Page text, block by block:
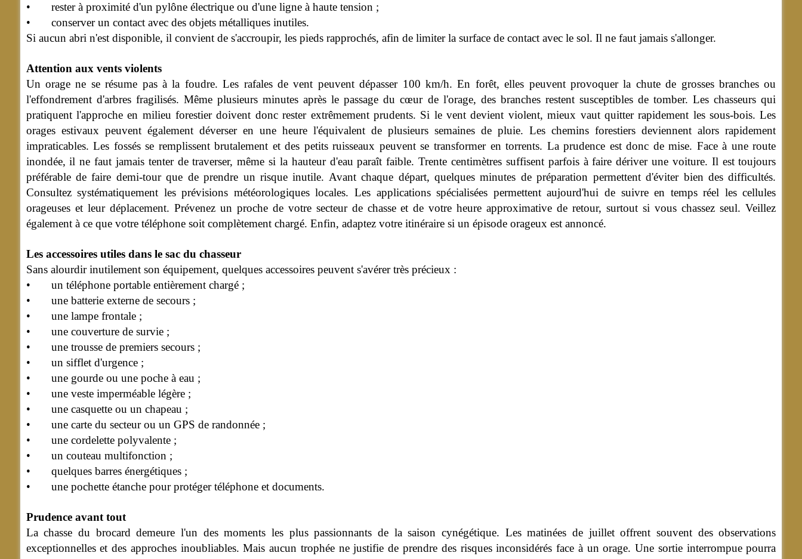
• rester à proximité d'un pylône électrique ou d'une ligne à haute tension ;
• conserver un contact avec des objets métalliques inutiles.
Si aucun abri n'est disponible, il convient de s'accroupir, les pieds rapprochés, afin de limiter la surface de contact avec le sol. Il ne faut jamais s'allonger.
Attention aux vents violents
Un orage ne se résume pas à la foudre. Les rafales de vent peuvent dépasser 100 km/h. En forêt, elles peuvent provoquer la chute de grosses branches ou
l'effondrement d'arbres fragilisés. Même plusieurs minutes après le passage du cœur de l'orage, des branches restent susceptibles de tomber. Les chasseurs qui
pratiquent l'approche en milieu forestier doivent donc rester extrêmement prudents. Si le vent devient violent, mieux vaut quitter rapidement les sous-bois. Les
orages estivaux peuvent également déverser en une heure l'équivalent de plusieurs semaines de pluie. Les chemins forestiers deviennent alors rapidement
impraticables. Les fossés se remplissent brutalement et des petits ruisseaux peuvent se transformer en torrents. La prudence est donc de mise. Face à une route
inondée, il ne faut jamais tenter de traverser, même si la hauteur d'eau paraît faible. Trente centimètres suffisent parfois à faire dériver une voiture. Il est toujours
préférable de faire demi-tour que de prendre un risque inutile. Avant chaque départ, quelques minutes de préparation permettent d'éviter bien des difficultés.
Consultez systématiquement les prévisions météorologiques locales. Les applications spécialisées permettent aujourd'hui de suivre en temps réel les cellules
orageuses et leur déplacement. Prévenez un proche de votre secteur de chasse et de votre heure approximative de retour, surtout si vous chassez seul. Veillez
également à ce que votre téléphone soit complètement chargé. Enfin, adaptez votre itinéraire si un épisode orageux est annoncé.
Les accessoires utiles dans le sac du chasseur
Sans alourdir inutilement son équipement, quelques accessoires peuvent s'avérer très précieux :
• un téléphone portable entièrement chargé ;
• une batterie externe de secours ;
• une lampe frontale ;
• une couverture de survie ;
• une trousse de premiers secours ;
• un sifflet d'urgence ;
• une gourde ou une poche à eau ;
• une veste imperméable légère ;
• une casquette ou un chapeau ;
• une carte du secteur ou un GPS de randonnée ;
• une cordelette polyvalente ;
• un couteau multifonction ;
• quelques barres énergétiques ;
• une pochette étanche pour protéger téléphone et documents.
Prudence avant tout
La chasse du brocard demeure l'un des moments les plus passionnants de la saison cynégétique. Les matinées de juillet offrent souvent des observations
exceptionnelles et des approches inoubliables. Mais aucun trophée ne justifie de prendre des risques inconsidérés face à un orage. Une sortie interrompue pourra